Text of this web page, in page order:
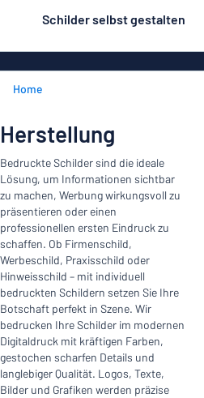
springen
Schilder selbst gestalten
Herstellung
Haus und Heim
Kennzeichnung
Namensschilder
Aufkleber
Verkehr und Fahrzeuge
Industrie und Fertigung
Büro & Arbeitsplatz
Alle Kategorien anzeigen
Unsere
Bestseller
Material
Herstellung
Haus
und
Heim
Kennzeichnung
Namensschilder
Alle Kategorien anzeigen
zum
entwerfen
Home
Herstellung
Bedruckte Schilder sind die ideale
Lösung, um Informationen sichtbar
zu machen, Werbung wirkungsvoll zu
präsentieren oder einen
professionellen ersten Eindruck zu
schaffen. Ob Firmenschild,
Werbeschild, Praxisschild oder
Hinweisschild – mit individuell
bedruckten Schildern setzen Sie Ihre
Botschaft perfekt in Szene. Wir
bedrucken Ihre Schilder im modernen
Digitaldruck mit kräftigen Farben,
gestochen scharfen Details und
langlebiger Qualität. Logos, Texte,
Bilder und Grafiken werden präzise